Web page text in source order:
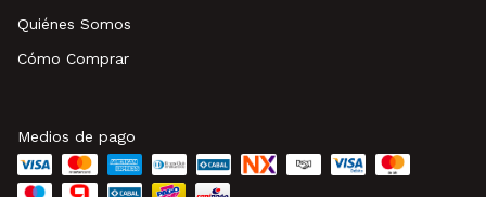
Quiénes Somos
Cómo Comprar
Medios de pago